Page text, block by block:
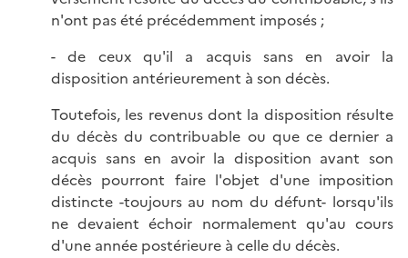
n'ont pas été précédemment imposés ;
- de ceux qu'il a acquis sans en avoir la
disposition antérieurement à son décès.
Toutefois, les revenus dont la disposition résulte
du décès du contribuable ou que ce dernier a
acquis sans en avoir la disposition avant son
décès pourront faire l'objet d'une imposition
distincte -toujours au nom du défunt- lorsqu'ils
ne devaient échoir normalement qu'au cours
d'une année postérieure à celle du décès.